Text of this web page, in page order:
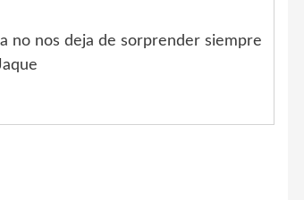
no nos deja de sorprender siempre